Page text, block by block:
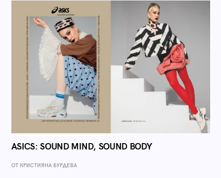
ASICS: SOUND MIND, SOUND BODY
ОТ КРИСТИЯНА БУРДЕВА